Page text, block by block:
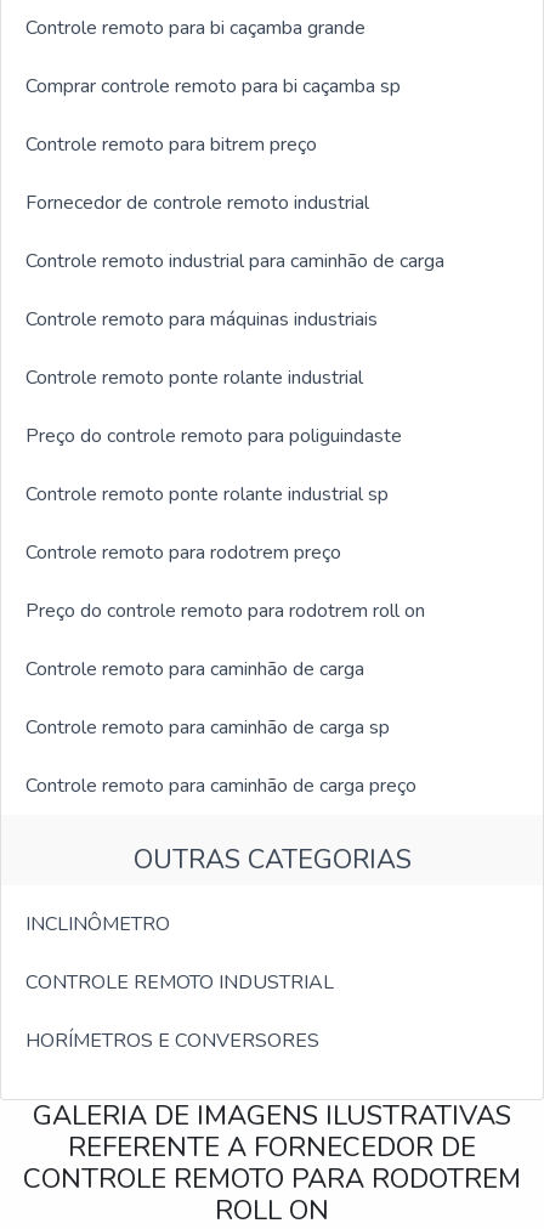
Controle remoto para bi caçamba grande
Comprar controle remoto para bi caçamba sp
Controle remoto para bitrem preço
Fornecedor de controle remoto industrial
Controle remoto industrial para caminhão de carga
Controle remoto para máquinas industriais
Controle remoto ponte rolante industrial
Preço do controle remoto para poliguindaste
Controle remoto ponte rolante industrial sp
Controle remoto para rodotrem preço
Preço do controle remoto para rodotrem roll on
Controle remoto para caminhão de carga
Controle remoto para caminhão de carga sp
Controle remoto para caminhão de carga preço
OUTRAS CATEGORIAS
INCLINÔMETRO
CONTROLE REMOTO INDUSTRIAL
HORÍMETROS E CONVERSORES
GALERIA DE IMAGENS ILUSTRATIVAS
REFERENTE A FORNECEDOR DE
CONTROLE REMOTO PARA RODOTREM
ROLL ON